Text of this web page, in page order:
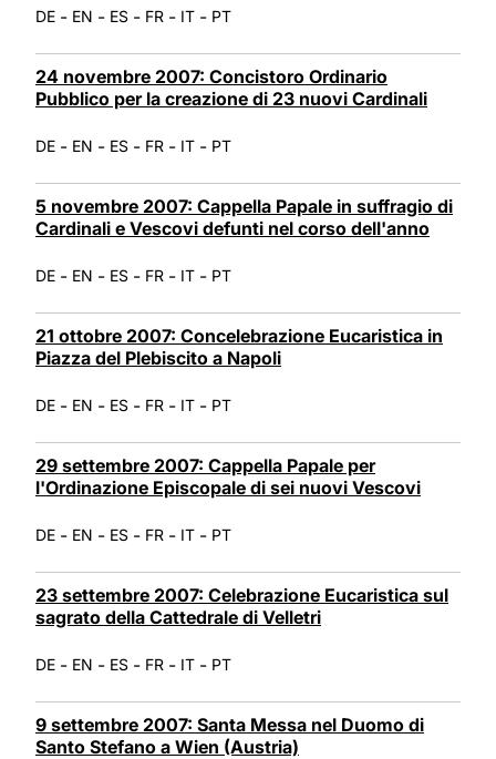
DE - EN - ES - FR - IT - PT
24 novembre 2007: Concistoro Ordinario
Pubblico per la creazione di 23 nuovi Cardinali
DE - EN - ES - FR - IT - PT
5 novembre 2007: Cappella Papale in suffragio di
Cardinali e Vescovi defunti nel corso dell'anno
DE - EN - ES - FR - IT - PT
21 ottobre 2007: Concelebrazione Eucaristica in
Piazza del Plebiscito a Napoli
DE - EN - ES - FR - IT - PT
29 settembre 2007: Cappella Papale per
l'Ordinazione Episcopale di sei nuovi Vescovi
DE - EN - ES - FR - IT - PT
23 settembre 2007: Celebrazione Eucaristica sul
sagrato della Cattedrale di Velletri
DE - EN - ES - FR - IT - PT
9 settembre 2007: Santa Messa nel Duomo di
Santo Stefano a Wien (Austria)